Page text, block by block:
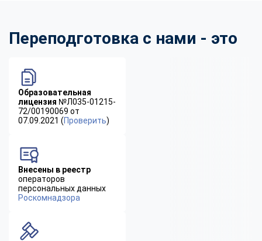
Переподготовка с нами - это
Образовательная
лицензия №Л035-01215-
72/00190069 от
07.09.2021 (Проверить)
Внесены в реестр
операторов
персональных данных
Роскомнадзора